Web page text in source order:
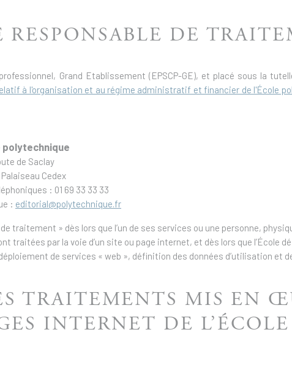
DE
Grand Etablissement (EPSCP-GE), et placé sous la
à l'organisation et au régime administratif et financier de l'École
polytechnique
de Saclay
Palaiseau Cedex
: 01 69 33 33 33
: editorial@polytechnique.fr
traitement » dès lors que l’un de ses services ou une personne,
par la voie d’un site ou page internet, et dès lors que l’École
de services « web », définition des données d’utilisation et
TRAITEMENTS MIS EN
INTERNET DE L’ÉCOLE